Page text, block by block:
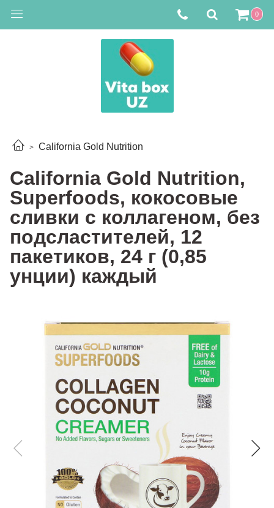
0
California Gold Nutrition
California Gold Nutrition,
Superfoods, кокосовые
сливки с коллагеном, без
подсластителей, 12
пакетиков, 24 г (0,85
унции) каждый